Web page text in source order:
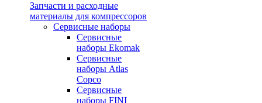
Запчасти и расходные
материалы для компрессоров
Cервисные наборы
Сервисные
наборы Ekomak
Cервисные
наборы Atlas
Copco
Сервисные
наборы FINI